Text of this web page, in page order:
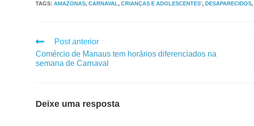
TAGS: AMAZONAS, CARNAVAL, CRIANÇAS E ADOLESCENTES', DESAPARECIDOS,
Post anterior
Comércio de Manaus tem horários diferenciados na
semana de Carnaval
Deixe uma resposta